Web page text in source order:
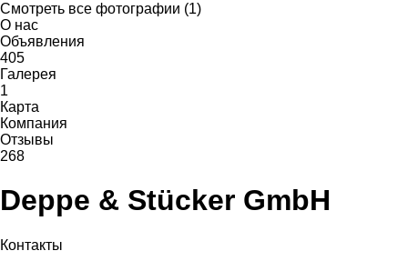
Смотреть все фотографии (1)
О нас
Объявления
405
Галерея
1
Карта
Компания
Отзывы
268
Deppe & Stücker GmbH
Контакты